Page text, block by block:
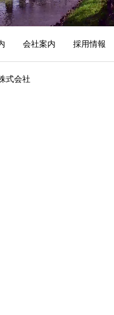
会社案内 採用情報
式会社